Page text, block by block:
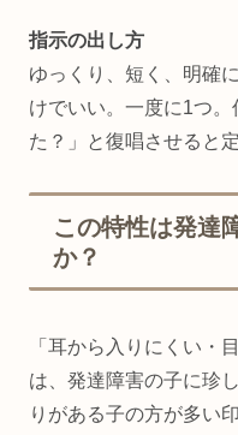
指示の出し方
ゆっくり、短く、明確
けでいい。一度に1つ
た？」と復唱させると
この特性は発達
か？
「耳から入りにくい・
は、発達障害の子に珍
りがある子の方が多い